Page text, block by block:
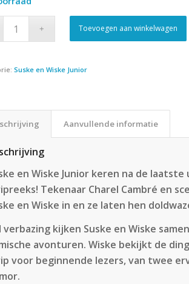
Toevoegen aan winkelwagen
Suske en Wiske Junior
Aanvullende informatie
en Wiske Junior keren na de
Tekenaar Charel Cambré en
en Wiske in en ze laten hen
verbazing kijken Suske en Wiske
avonturen. Wiske bekijkt de
voor beginnende lezers, van twee